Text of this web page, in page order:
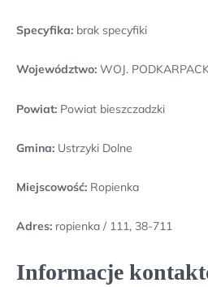
Specyfika: brak specyfiki
Województwo: WOJ.
Powiat: Powiat bieszczadzki
Gmina: Ustrzyki Dolne
Miejscowość: Ropienka
Adres: ropienka / 111, 38-711
Informacje